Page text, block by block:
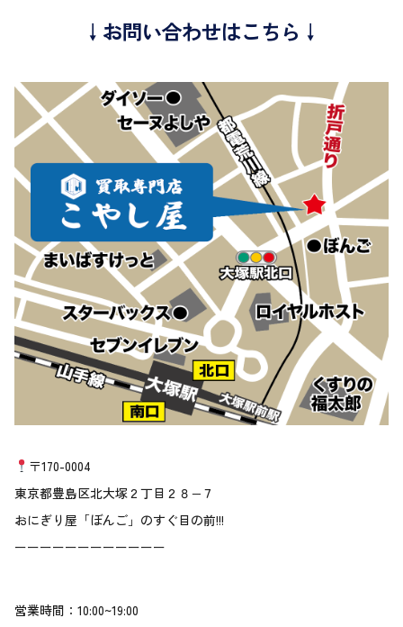
↓お問い合わせはこちら↓
〒170-0004
東京都豊島区北大塚２丁目２８−７
おにぎり屋「ぼんご」のすぐ目の前!!!
ーーーーーーーーーーーー
営業時間：10:00~19:00